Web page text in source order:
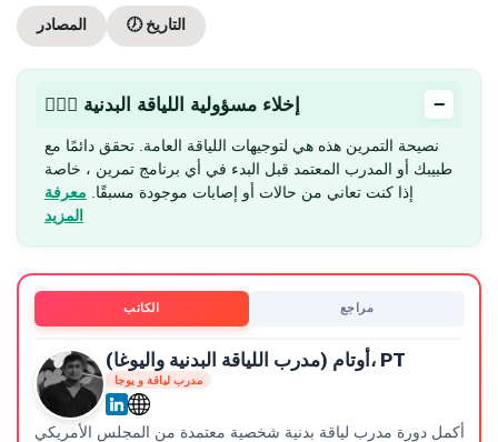
المصادر 🕖 التاريخ
🏋🏻‍♂️ إخلاء مسؤولية اللياقة البدنية −
نصيحة التمرين هذه هي لتوجيهات اللياقة العامة. تحقق دائمًا مع
طبيبك أو المدرب المعتمد قبل البدء في أي برنامج تمرين ، خاصة
إذا كنت تعاني من حالات أو إصابات موجودة مسبقًا. معرفة
المزيد
الكاتب مراجع
أوتام (مدرب اللياقة البدنية واليوغا)، PT
مدرب لياقة و يوجا
أكمل دورة مدرب لياقة بدنية شخصية معتمدة من المجلس الأمريكي